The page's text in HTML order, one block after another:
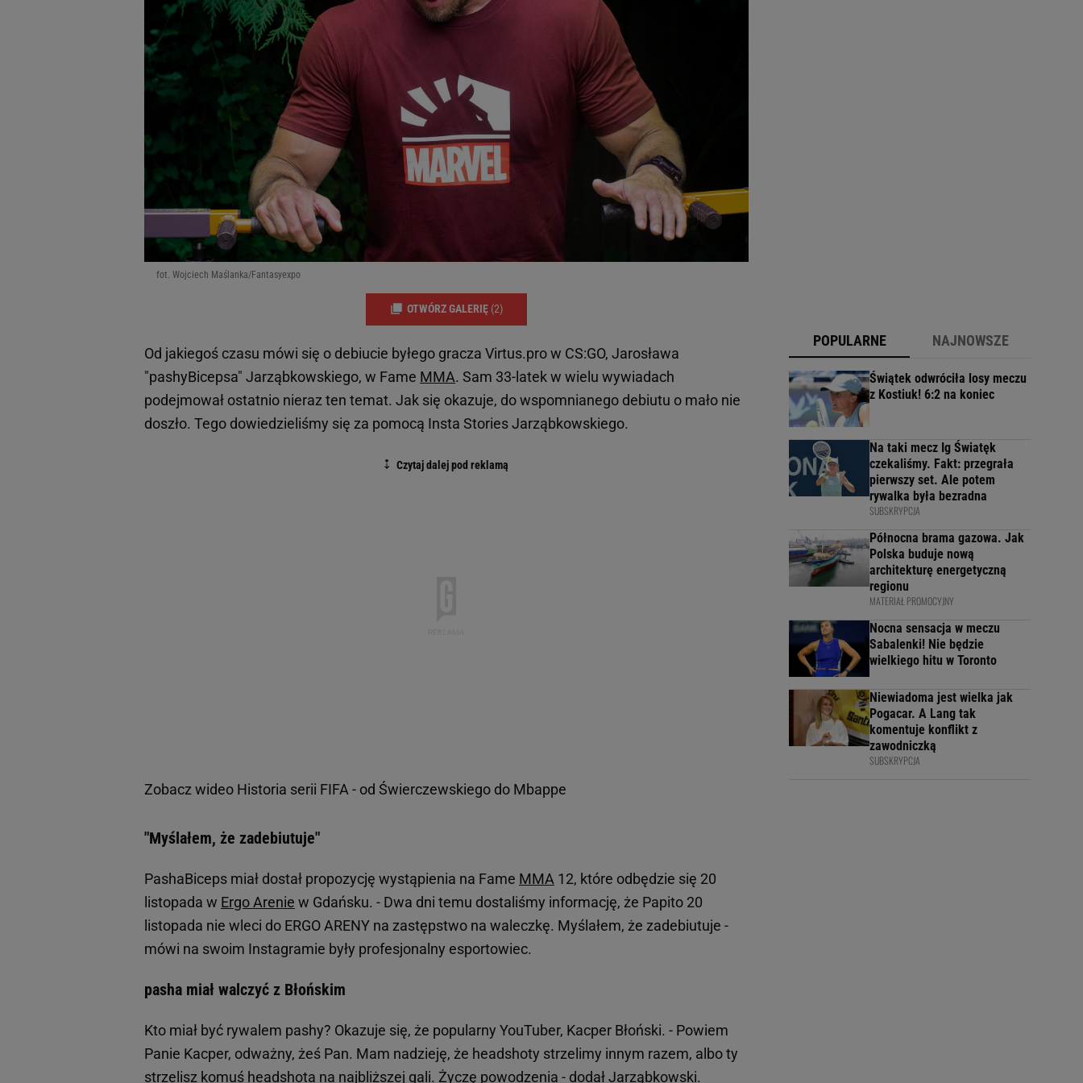
fot. Wojciech Maślanka/Fantasyexpo
OTWÓRZ GALERIĘ (2)
Od jakiegoś czasu mówi się o debiucie byłego gracza Virtus.pro w CS:GO, Jarosława
"pashyBicepsa" Jarząbkowskiego, w Fame MMA. Sam 33-latek w wielu wywiadach
podejmował ostatnio nieraz ten temat. Jak się okazuje, do wspomnianego debiutu o mało nie
doszło. Tego dowiedzieliśmy się za pomocą Insta Stories Jarząbkowskiego.
Zobacz wideo Historia serii FIFA - od Świerczewskiego do Mbappe
"Myślałem, że zadebiutuje"
PashaBiceps miał dostał propozycję wystąpienia na Fame MMA 12, które odbędzie się 20
listopada w Ergo Arenie w Gdańsku. - Dwa dni temu dostaliśmy informację, że Papito 20
listopada nie wleci do ERGO ARENY na zastępstwo na waleczkę. Myślałem, że zadebiutuje -
mówi na swoim Instagramie były profesjonalny esportowiec.
pasha miał walczyć z Błońskim
Kto miał być rywalem pashy? Okazuje się, że popularny YouTuber, Kacper Błoński. - Powiem
Panie Kacper, odważny, żeś Pan. Mam nadzieję, że headshoty strzelimy innym razem, albo ty
strzelisz komuś headshota na najbliższej gali. Życzę powodzenia - dodał Jarząbkowski.
POPULARNE NAJNOWSZE
Świątek odwróciła losy meczu
z Kostiuk! 6:2 na koniec
Na taki mecz Ig Światęk
czekaliśmy. Fakt: przegrała
pierwszy set. Ale potem
rywalka była bezradna
SUBSKRYPCJA
Północna brama gazowa. Jak
Polska buduje nową
architekturę energetyczną
regionu
MATERIAŁ PROMOCYJNY
Nocna sensacja w meczu
Sabalenki! Nie będzie
wielkiego hitu w Toronto
Niewiadoma jest wielka jak
Pogacar. A Lang tak
komentuje konflikt z
zawodniczką
SUBSKRYPCJA